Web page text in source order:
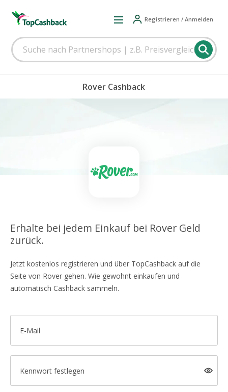
Registrieren / Anmelden
Rover Cashback
Erhalte bei jedem Einkauf bei Rover Geld
zurück.
Jetzt kostenlos registrieren und über TopCashback auf die
Seite von Rover gehen. Wie gewohnt einkaufen und
automatisch Cashback sammeln.
E-Mail
Kennwort festlegen